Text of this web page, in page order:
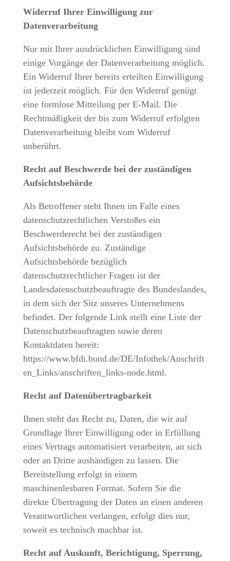
Widerruf Ihrer Einwilligung zur
Datenverarbeitung
Nur mit Ihrer ausdrücklichen Einwilligung sind
einige Vorgänge der Datenverarbeitung möglich.
Ein Widerruf Ihrer bereits erteilten Einwilligung
ist jederzeit möglich. Für den Widerruf genügt
eine formlose Mitteilung per E-Mail. Die
Rechtmäßigkeit der bis zum Widerruf erfolgten
Datenverarbeitung bleibt vom Widerruf
unberührt.
Recht auf Beschwerde bei der zuständigen
Aufsichtsbehörde
Als Betroffener steht Ihnen im Falle eines
datenschutzrechtlichen Verstoßes ein
Beschwerderecht bei der zuständigen
Aufsichtsbehörde zu. Zuständige
Aufsichtsbehörde bezüglich
datenschutzrechtlicher Fragen ist der
Landesdatenschutzbeauftragte des Bundeslandes,
in dem sich der Sitz unseres Unternehmens
befindet. Der folgende Link stellt eine Liste der
Datenschutzbeauftragten sowie deren
Kontaktdaten bereit:
https://www.bfdi.bund.de/DE/Infothek/Anschrift
en_Links/anschriften_links-node.html.
Recht auf Datenübertragbarkeit
Ihnen steht das Recht zu, Daten, die wir auf
Grundlage Ihrer Einwilligung oder in Erfüllung
eines Vertrags automatisiert verarbeiten, an sich
oder an Dritte aushändigen zu lassen. Die
Bereitstellung erfolgt in einem
maschinenlesbaren Format. Sofern Sie die
direkte Übertragung der Daten an einen anderen
Verantwortlichen verlangen, erfolgt dies nur,
soweit es technisch machbar ist.
Recht auf Auskunft, Berichtigung, Sperrung,